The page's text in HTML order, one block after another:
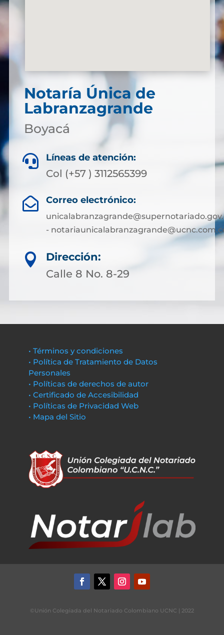
Notaría Única de
Labranzagrande
Boyacá
 Líneas de atención:
Col (+57 ) 3112565399
 Correo electrónico:
-

Dirección:
Calle 8 No. 8-29
• Términos y condiciones
• Política de Tratamiento de Datos
Personales
• Políticas de derechos de autor
• Certificado de Accesibilidad
• Políticas de Privacidad Web
• Mapa del Sitio
©Unión Colegiada del Notariado Colombiano UCNC | 2022